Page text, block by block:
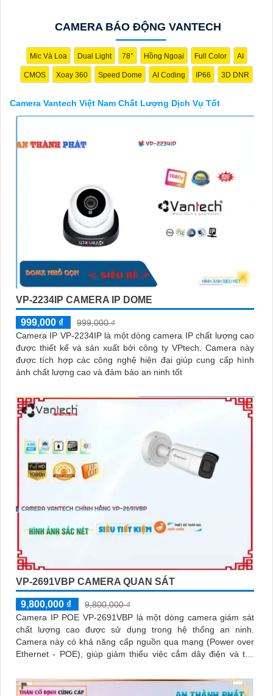
Điểm mạnh của Camera Vantech là chất lượng dịch vụ tốt và hỗ
trợ khách hàng chu đáo. Đội ngũ nhân viên kỹ thuật chuyên
nghiệp của Vantech sẽ giúp bạn lựa chọn giải pháp camera phù
hợp với nhu cầu và ngân sách của bạn.
Nếu bạn đang tìm kiếm một giải pháp giám sát an ninh tốt cho
ngôi nhà hoặc doanh nghiệp của mình, Camera Vantech Việt
CAMERA BÁO ĐỘNG VANTECH
Mic Và Loa Dual Light 78° Hồng Ngoại Full Color AI
CMOS Xoay 360 Speed Dome AI Coding IP66 3D DNR
Camera Vantech Việt Nam Chất Lượng Dịch Vụ Tốt
VP-2234IP CAMERA IP DOME
999,000 ₫
999,000 ₫
Camera IP VP-2234IP là một dòng camera IP chất lượng cao
được thiết kế và sản xuất bởi công ty VPtech. Camera này
được tích hợp các công nghệ hiện đại giúp cung cấp hình
ảnh chất lượng cao và đảm bảo an ninh tốt
VP-2691VBP CAMERA QUAN SÁT
9,800,000 ₫
9,800,000 ₫
Camera IP POE VP-2691VBP là một dòng camera giám sát
chất lượng cao được sử dụng trong hệ thống an ninh.
Camera này có khả năng cấp nguồn qua mạng (Power over
Ethernet - POE), giúp giảm thiểu việc cắm dây điện và tiết